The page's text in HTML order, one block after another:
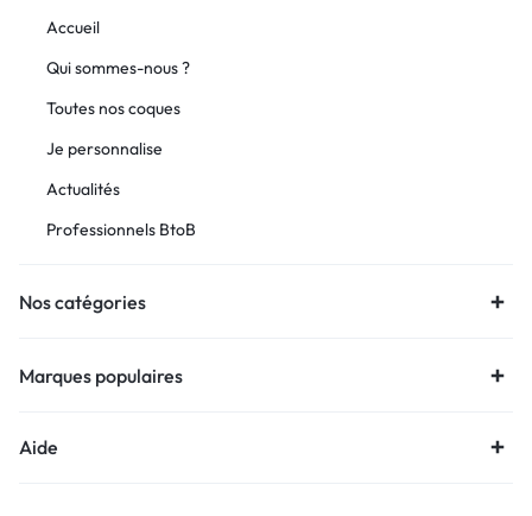
Accueil
Qui sommes-nous ?
Toutes nos coques
Je personnalise
Actualités
Professionnels BtoB
Nos catégories
Marques populaires
Aide